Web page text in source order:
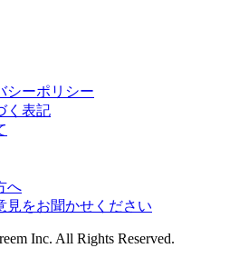
シーポリシー
く表記
へ
見をお聞かせください
Inc. All Rights Reserved.